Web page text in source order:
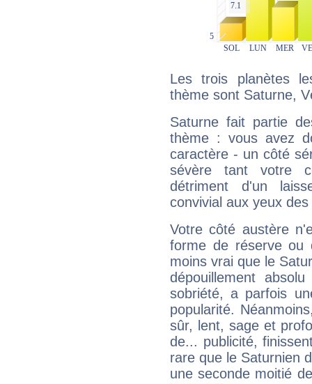
Les trois planètes
thème sont Saturne,
Saturne fait partie
thème : vous avez
caractère - un côté
sévère tant votre
détriment d'un
convivial aux yeux
Votre côté austère
forme de réserve
moins vrai que le
dépouillement
sobriété, a parfois
popularité.
sûr, lent, sage et
de... publicité,
rare que le Saturnien
une seconde moitié